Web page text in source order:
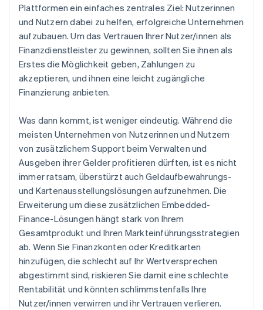
Plattformen ein einfaches zentrales Ziel: Nutzerinnen
und Nutzern dabei zu helfen, erfolgreiche Unternehmen
aufzubauen. Um das Vertrauen Ihrer Nutzer/innen als
Finanzdienstleister zu gewinnen, sollten Sie ihnen als
Erstes die Möglichkeit geben, Zahlungen zu
akzeptieren, und ihnen eine leicht zugängliche
Finanzierung anbieten.
Was dann kommt, ist weniger eindeutig. Während die
meisten Unternehmen von Nutzerinnen und Nutzern
von zusätzlichem Support beim Verwalten und
Ausgeben ihrer Gelder profitieren dürften, ist es nicht
immer ratsam, überstürzt auch Geldaufbewahrungs-
und Kartenausstellungslösungen aufzunehmen. Die
Erweiterung um diese zusätzlichen Embedded-
Finance-Lösungen hängt stark von Ihrem
Gesamtprodukt und Ihren Markteinführungsstrategien
ab. Wenn Sie Finanzkonten oder Kreditkarten
hinzufügen, die schlecht auf Ihr Wertversprechen
abgestimmt sind, riskieren Sie damit eine schlechte
Rentabilität und könnten schlimmstenfalls Ihre
Nutzer/innen verwirren und ihr Vertrauen verlieren.